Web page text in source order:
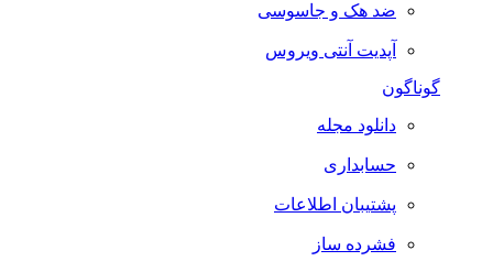
ضد هک و جاسوسی
آپدیت آنتی ویروس
گوناگون
دانلود مجله
حسابداری
پشتیبان اطلاعات
فشرده ساز